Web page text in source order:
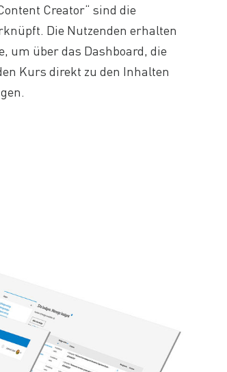
Creator“ sind die
Die Nutzenden erhalten
um über das Dashboard, die
Kurs direkt zu den Inhalten